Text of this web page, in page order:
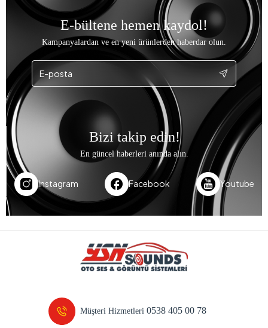
E-bültene hemen kaydol!
Kampanyalardan ve en yeni ürünlerden haberdar olun.
Bizi takip edin!
En güncel haberleri anında alın.
Instagram Facebook Youtube
Müşteri Hizmetleri0538 405 00 78